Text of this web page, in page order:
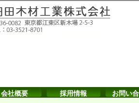
会社概要 採用情報 お問い